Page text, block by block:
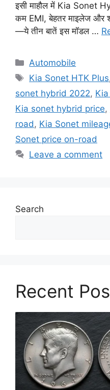
इसी माहौल में Kia Sonet
कम EMI, बेहतर माइलेज और
—ये तीन बातें इस मॉडल …
Categories
Automobile
Tags
Kia Sonet HTK Plus
sonet hybrid 2022,
Kia sonet hybrid price,
road, Kia Sonet
Sonet price on-road
Leave a comment
Search
Recent